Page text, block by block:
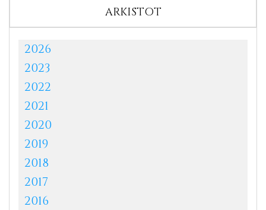
ARKISTOT
2026
2023
2022
2021
2020
2019
2018
2017
2016